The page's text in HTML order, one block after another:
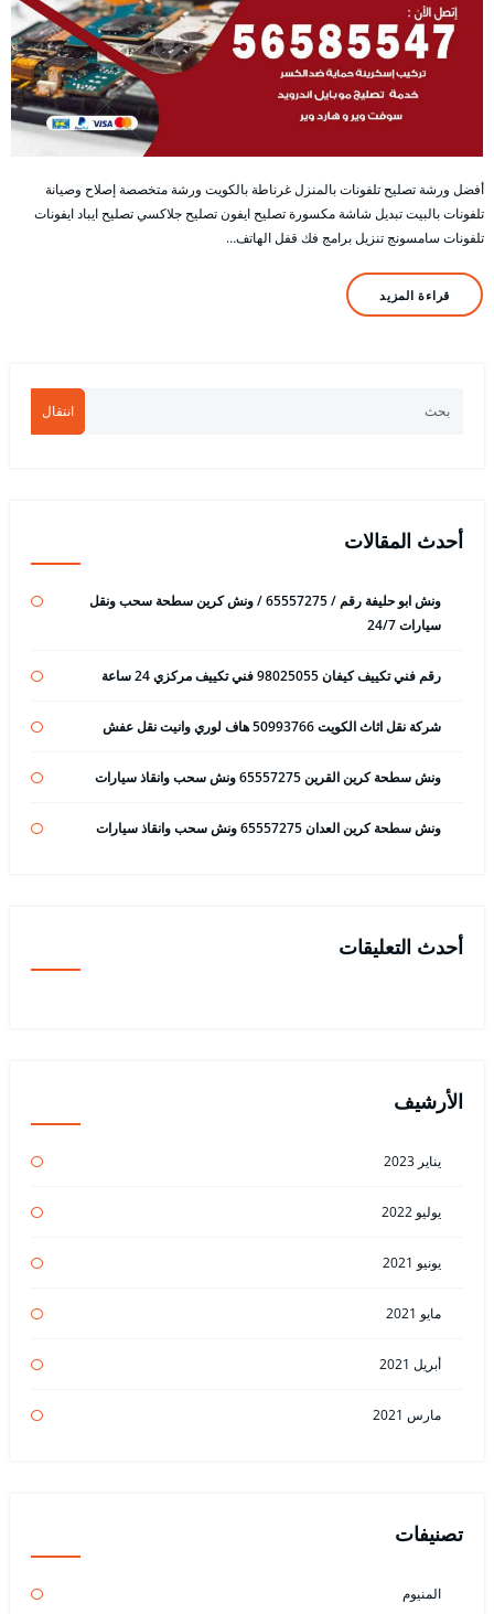
أفضل ورشة تصليح تلفونات بالمنزل غرناطة بالكويت ورشة متخصصة إصلاح وصيانة
تلفونات بالبيت تبديل شاشة مكسورة تصليح ايفون تصليح جلاكسي تصليح ايباد ايفونات
تلفونات سامسونج تنزيل برامج فك قفل الهاتف…
قراءة المزيد
انتقال
أحدث المقالات
ونش ابو حليفة رقم / 65557275 / ونش كرين سطحة سحب ونقل
سيارات 24/7
رقم فني تكييف كيفان 98025055 فني تكييف مركزي 24 ساعة
شركة نقل اثاث الكويت 50993766 هاف لوري وانيت نقل عفش
ونش سطحة كرين القرين 65557275 ونش سحب وانقاذ سيارات
ونش سطحة كرين العدان 65557275 ونش سحب وانقاذ سيارات
أحدث التعليقات
الأرشيف
يناير 2023
يوليو 2022
يونيو 2021
مايو 2021
أبريل 2021
مارس 2021
تصنيفات
المنيوم